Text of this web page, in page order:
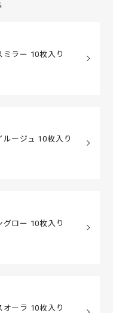
ラー 10枚入り
ージュ 10枚入り
ロー 10枚入り
ーラ 10枚入り